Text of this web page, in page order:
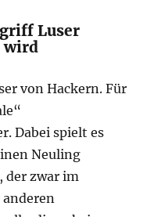
Luser
wird
von Hackern. Für
Dabei spielt es
Neuling
der zwar im